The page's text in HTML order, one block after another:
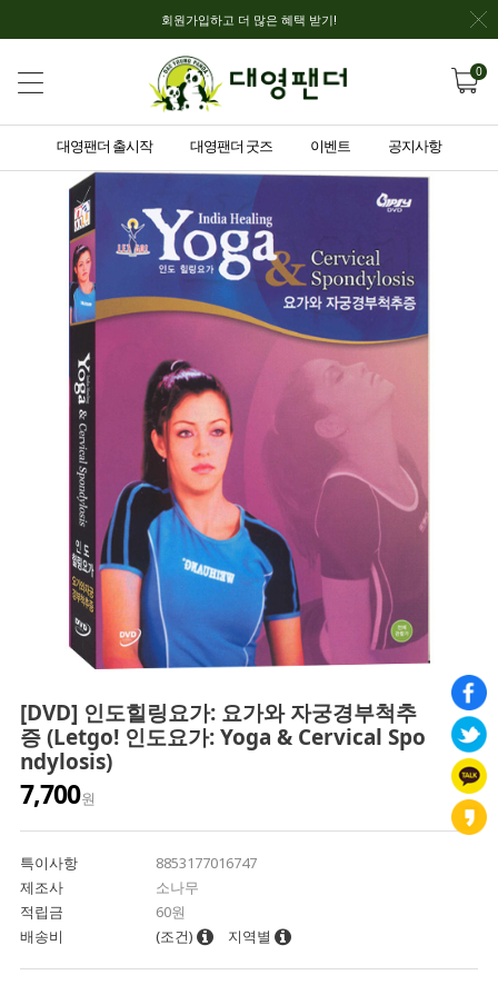
회원가입하고 더 많은 혜택 받기!
0
대영팬더 출시작 대영팬더 굿즈 이벤트 공지사항
[DVD] 인도힐링요가: 요가와 자궁경부척추
증 (Letgo! 인도요가: Yoga & Cervical Spo
ndylosis)
7,700원
특이사항
8853177016747
제조사
소나무
적립금
60원
배송비
(조건) 지역별